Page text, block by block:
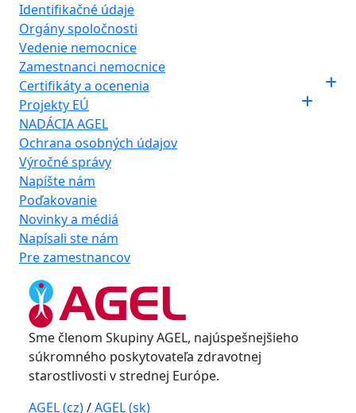
Identifikačné údaje
Orgány spoločnosti
Vedenie nemocnice
Zamestnanci nemocnice
Certifikáty a ocenenia
Projekty EÚ
NADÁCIA AGEL
Ochrana osobných údajov
Výročné správy
Napíšte nám
Poďakovanie
Novinky a médiá
Napísali ste nám
Pre zamestnancov
Sme členom Skupiny AGEL, najúspešnejšieho
súkromného poskytovateľa zdravotnej
starostlivosti v strednej Európe.
AGEL (cz)/AGEL (sk)